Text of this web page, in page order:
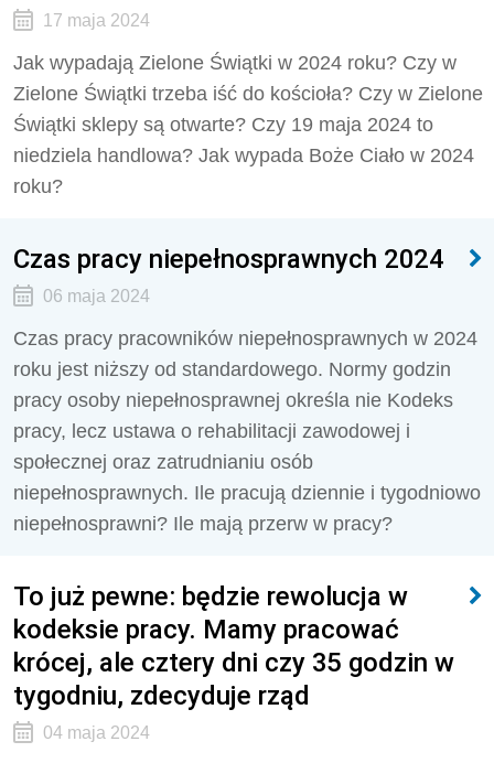
17 maja 2024
Jak wypadają Zielone Świątki w 2024 roku? Czy w
Zielone Świątki trzeba iść do kościoła? Czy w Zielone
Świątki sklepy są otwarte? Czy 19 maja 2024 to
niedziela handlowa? Jak wypada Boże Ciało w 2024
roku?
Czas pracy niepełnosprawnych 2024
06 maja 2024
Czas pracy pracowników niepełnosprawnych w 2024
roku jest niższy od standardowego. Normy godzin
pracy osoby niepełnosprawnej określa nie Kodeks
pracy, lecz ustawa o rehabilitacji zawodowej i
społecznej oraz zatrudnianiu osób
niepełnosprawnych. Ile pracują dziennie i tygodniowo
niepełnosprawni? Ile mają przerw w pracy?
To już pewne: będzie rewolucja w
kodeksie pracy. Mamy pracować
krócej, ale cztery dni czy 35 godzin w
tygodniu, zdecyduje rząd
04 maja 2024